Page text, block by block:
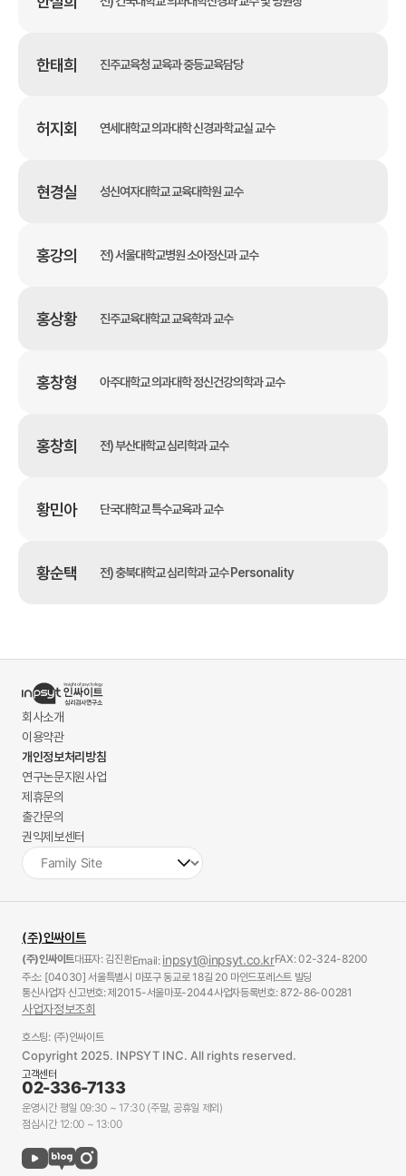
한태희 진주교육청 교육과 중등교육담당
허지회 연세대학교 의과대학 신경과학교실 교수
현경실 성신여자대학교 교육대학원 교수
홍강의 전) 서울대학교병원 소아정신과 교수
홍상황 진주교육대학교 교육학과 교수
홍창형 아주대학교 의과대학 정신건강의학과 교수
홍창희 전) 부산대학교 심리학과 교수
황민아 단국대학교 특수교육과 교수
황순택 전) 충북대학교 심리학과 교수 Personality
회사소개
이용약관
개인정보처리방침
연구논문지원사업
제휴문의
출간문의
권익제보센터
(주)인싸이트
(주)인싸이트대표자: 김진환Email: inpsyt@inpsyt.co.krFAX: 02-324-8200
주소: [04030] 서울특별시 마포구 동교로 18길 20 마인드포레스트 빌딩
통신사업자 신고번호: 제2015-서울마포-2044사업자등록번호: 872-86-00281
사업자정보조회
호스팅: (주)인싸이트
Copyright 2025. INPSYT INC. All rights reserved.
고객센터
02-336-7133
운영시간 평일 09:30 ~ 17:30 (주말, 공휴일 제외)
점심시간 12:00 ~ 13:00